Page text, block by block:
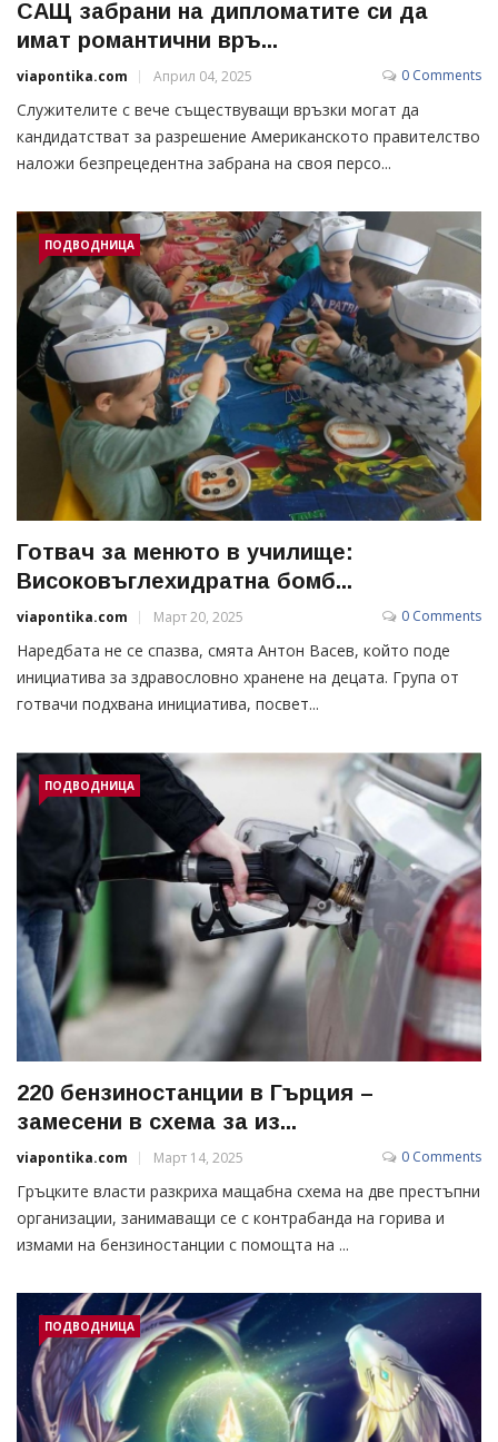
САЩ забрани на дипломатите си да
имат романтични връ...
viapontika.com Април 04, 2025 0 Comments
Служителите с вече съществуващи връзки могат да
кандидатстват за разрешение Американското правителство
наложи безпрецедентна забрана на своя персо...
ПОДВОДНИЦА
Готвач за менюто в училище:
Високовъглехидратна бомб...
viapontika.com Март 20, 2025 0 Comments
Наредбата не се спазва, смята Антон Васев, който поде
инициатива за здравословно хранене на децата. Група от
готвачи подхвана инициатива, посвет...
ПОДВОДНИЦА
220 бензиностанции в Гърция –
замесени в схема за из...
viapontika.com Март 14, 2025 0 Comments
Гръцките власти разкриха мащабна схема на две престъпни
организации, занимаващи се с контрабанда на горива и
измами на бензиностанции с помощта на ...
ПОДВОДНИЦА